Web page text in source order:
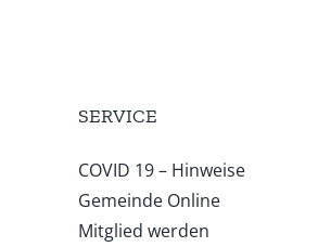
SERVICE
COVID 19 – Hinweise
Gemeinde Online
Mitglied werden